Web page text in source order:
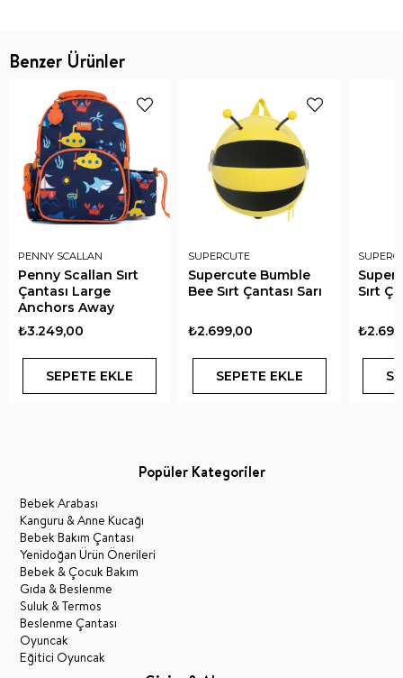
Benzer Ürünler
PENNY SCALLAN
Penny Scallan Sırt
Çantası Large
Anchors Away
₺3.249,00
SEPETE EKLE
SUPERCUTE
Supercute Bumble
Bee Sırt Çantası Sarı
₺2.699,00
SEPETE EKLE
Sırt
Popüler Kategoriler
Bebek Arabası
Kanguru & Anne Kucağı
Bebek Bakım Çantası
Yenidoğan Ürün Önerileri
Bebek & Çocuk Bakım
Gıda & Beslenme
Suluk & Termos
Beslenme Çantası
Oyuncak
Eğitici Oyuncak